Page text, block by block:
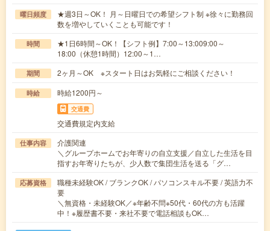
曜日頻度
★週3日～OK！ 月～日曜日での希望シフト制 ※徐々に勤務回
数を増やしていくことも可能です！
時間
★1日6時間～OK！【シフト例】7:00～13:009:00～
18:00（休憩1時間）12:00～1…
期間 2ヶ月～OK ※スタート日はお気軽にご相談ください！
時給 時給1200円～
交通費
交通費規定内支給
仕事内容
介護関連
＼グループホームでお年寄りの自立支援／自立した生活を目
指すお年寄りたちが、少人数で集団生活を送る「グ…
応募資格
職種未経験OK / ブランクOK / パソコンスキル不要 / 英語力不
要
＼無資格・未経験OK／※年齢不問※50代・60代の方も活躍
中！※履歴書不要・来社不要で電話相談もOK…